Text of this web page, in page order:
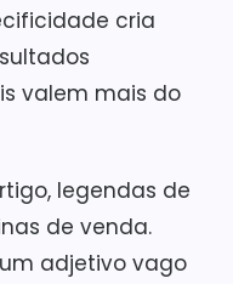
cria
valem mais do
legendas de
de venda.
adjetivo vago